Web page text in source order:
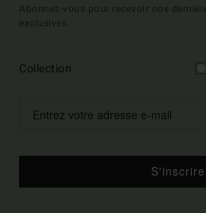
Abonnez-vous pour recevoir nos
exclusives.
Collection
S'inscrire